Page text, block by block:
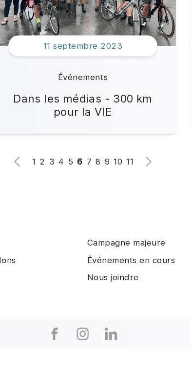
11 septembre 2023
Événements
Dans les médias - 300 km
pour la VIE
1 2 3 4 5 6 7 8 9 10 11
Campagne majeure
Événements en cours
Nous joindre